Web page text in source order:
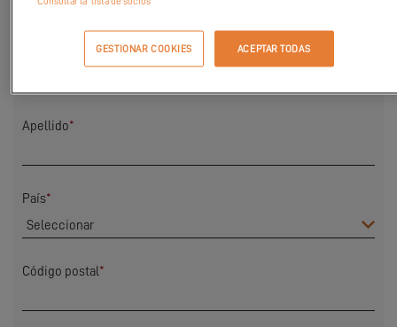
Apellido*
País*
Código postal*
GESTIONAR COOKIES ACEPTAR TODAS